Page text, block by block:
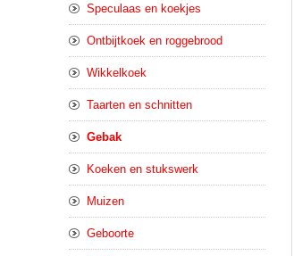
Speculaas en koekjes
Ontbijtkoek en roggebrood
Wikkelkoek
Taarten en schnitten
Gebak
Koeken en stukswerk
Muizen
Geboorte